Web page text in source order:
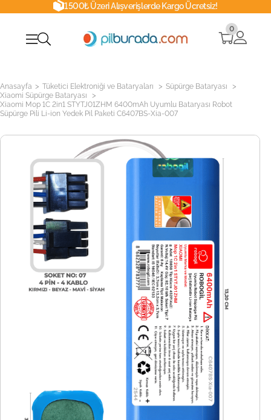
1500₺ Üzeri Alışverişlerde Kargo Ücretsiz!
0
Anasayfa > Tüketici Elektroniği ve Bataryaları > Süpürge Bataryası >
Xiaomi Süpürge Bataryası >
Xiaomi Mop 1C 2in1 STYTJ01ZHM 6400mAh Uyumlu Bataryası Robot
Süpürge Pili Li-ion Yedek Pil Paketi C6407BS-Xia-007